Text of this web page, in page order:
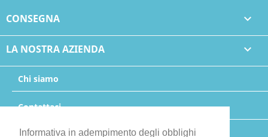
Informativa in adempimento degli obblighi
CONSEGNA 
LA NOSTRA AZIENDA 
Chi siamo
Contattaci